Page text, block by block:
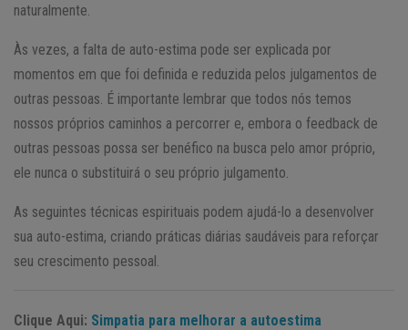
naturalmente.
Às vezes, a falta de auto-estima pode ser explicada por
momentos em que foi definida e reduzida pelos julgamentos de
outras pessoas. É importante lembrar que todos nós temos
nossos próprios caminhos a percorrer e, embora o feedback de
outras pessoas possa ser benéfico na busca pelo amor próprio,
ele nunca o substituirá o seu próprio julgamento.
As seguintes técnicas espirituais podem ajudá-lo a desenvolver
sua auto-estima, criando práticas diárias saudáveis ​​para reforçar
seu crescimento pessoal.
Clique Aqui: Simpatia para melhorar a autoestima